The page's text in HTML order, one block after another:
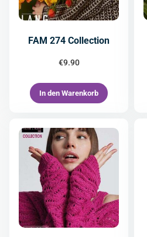
FAM 274 Collection
€9.90
In den Warenkorb